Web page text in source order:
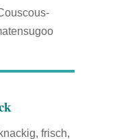
frisch,